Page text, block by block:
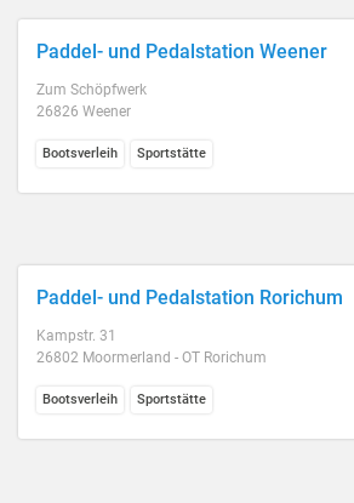
Paddel- und Pedalstation Weener
Zum Schöpfwerk
26826 Weener
Bootsverleih Sportstätte
Paddel- und Pedalstation Rorichum
Kampstr. 31
26802 Moormerland - OT Rorichum
Bootsverleih Sportstätte